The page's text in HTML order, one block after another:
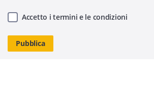
Accetto i termini e le condizioni